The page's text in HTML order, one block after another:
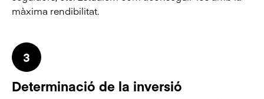
màxima rendibilitat.
3
Determinació de la inversió